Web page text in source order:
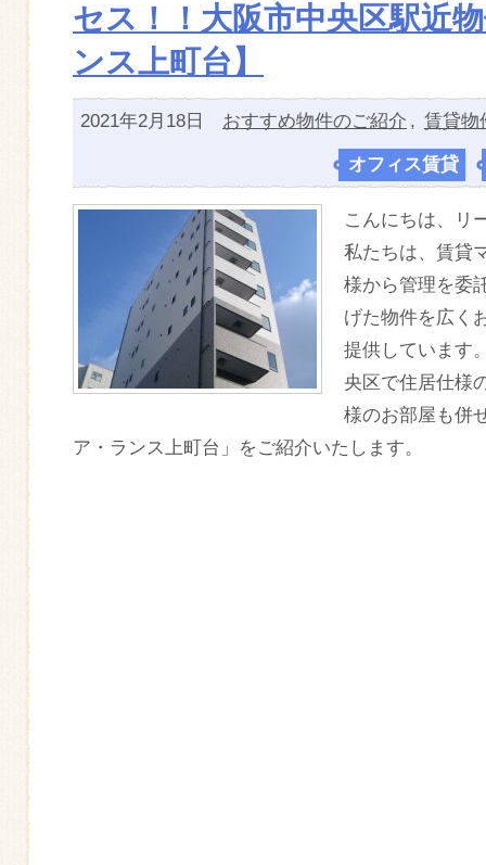
セス！！大阪市中央区駅近
ンス上町台】
2021年2月18日 おすすめ物件のご紹介 , 賃貸物
オフィス賃貸
こんにちは、リ
私たちは、賃貸
様から管理を委
げた物件を広く
提供しています
央区で住居仕様
様のお部屋も併
ア・ランス上町台」をご紹介いたします。